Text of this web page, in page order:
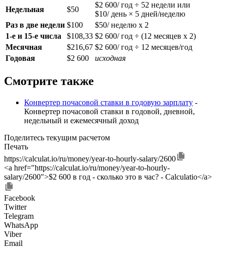
Недельная
$50
$2 600/ год ÷ 52 недели или
$10/ день × 5 дней/неделю
Раз в две недели $100
$50/ неделю x 2
1-е и 15-е числа
$108,33 $2 600/ год ÷ (12 месяцев x 2)
Месячная
$216,67 $2 600/ год ÷ 12 месяцев/год
Годовая
$2 600 исходная
Смотрите также
Конвертер почасовой ставки в годовую зарплату -
Конвертер почасовой ставки в годовой, дневной,
недельный и ежемесячный доход
Поделитесь текущим расчетом
Печать
https://calculat.io/ru/money/year-to-hourly-salary/2600
<a href="https://calculat.io/ru/money/year-to-hourly-
salary/2600">$2 600 в год - сколько это в час? - Calculatio</a>
Facebook
Twitter
Telegram
WhatsApp
Viber
Email